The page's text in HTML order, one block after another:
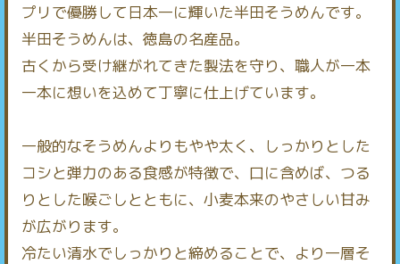
プリで優勝して日本一に輝いた半田そうめんです。
半田そうめんは、徳島の名産品。
古くから受け継がれてきた製法を守り、職人が一本
一本に想いを込めて丁寧に仕上げています。
一般的なそうめんよりもやや太く、しっかりとした
コシと弾力のある食感が特徴で、口に含めば、つる
りとした喉ごしとともに、小麦本来のやさしい甘み
が広がります。
冷たい清水でしっかりと締めることで、より一層そ